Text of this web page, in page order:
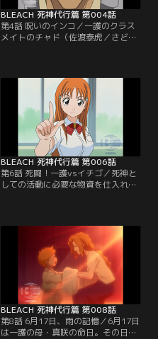
供：バンダイチャンネル】
BLEACH 死神代行篇 第004話
第4話 呪いのインコ／一護のクラス
メイトのチャド（佐渡泰虎／さどや
とを決める一護。文句を言いながら
も自ら死神の仕事をこなしはじめる
一護に感心するルキア。その日の夕
方、ケガをしたチャドが黒崎医院に
運び込まれる。チャドの体についた
傷から強烈なホロウの…。【提供：
バンダイチャンネル】
BLEACH 死神代行篇 第006話
第6話 死闘！一護vsイチゴ／死神と
しての活動に必要な物資を仕入れる
であるが、この店には浦原が尸魂界
から買いつけた不思議な品物が売ら
れていた。ちょうどルキアが前から
注文していた義魂丸（ぎこんがん）
というアイテムも入荷したところだ
という。【提供：バンダイチャンネ
BLEACH 死神代行篇 第008話
第8話 6月17日、雨の記憶／6月17日
は一護の母・真咲の命日。その日は